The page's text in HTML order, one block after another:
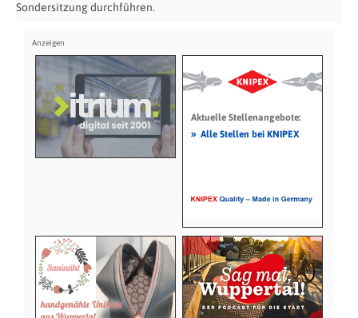
Sondersitzung durchführen.
Aktuelle Stellenangebote:
» Alle Stellen bei KNIPEX